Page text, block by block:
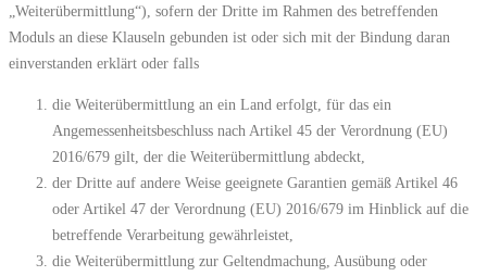
„Weiterübermittlung“), sofern der Dritte im Rahmen des betreffenden
Moduls an diese Klauseln gebunden ist oder sich mit der Bindung daran
einverstanden erklärt oder falls
die Weiterübermittlung an ein Land erfolgt, für das ein
Angemessenheitsbeschluss nach Artikel 45 der Verordnung (EU)
2016/679 gilt, der die Weiterübermittlung abdeckt,
der Dritte auf andere Weise geeignete Garantien gemäß Artikel 46
oder Artikel 47 der Verordnung (EU) 2016/679 im Hinblick auf die
betreffende Verarbeitung gewährleistet,
die Weiterübermittlung zur Geltendmachung, Ausübung oder